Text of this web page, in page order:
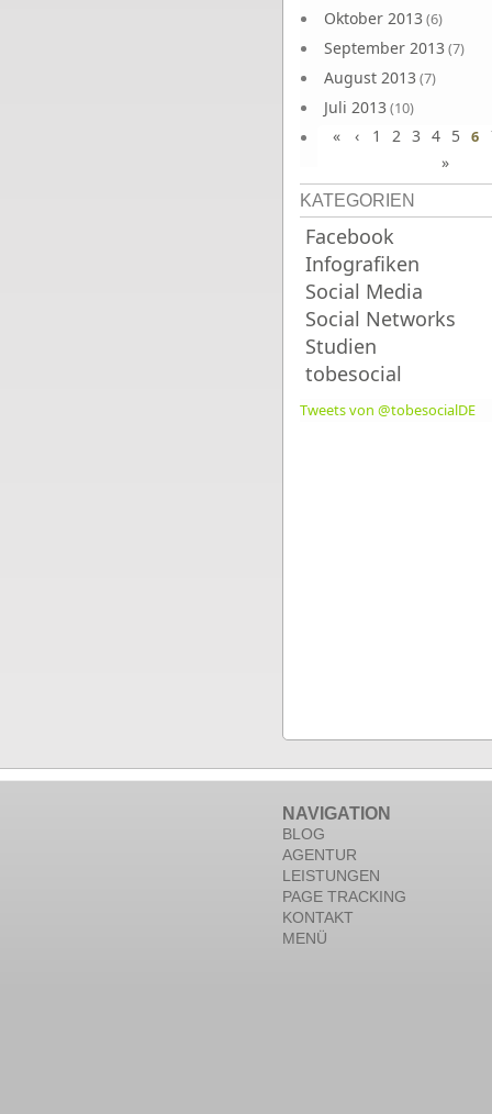
Oktober 2013 (6)
September 2013 (7)
August 2013 (7)
Juli 2013 (10)
Juni 2013(10)
« ‹ 1 2 3 4 5 6
»
KATEGORIEN
Facebook
Infografiken
Social Media
Social Networks
Studien
tobesocial
Tweets von @tobesocialDE
NAVIGATION
BLOG
AGENTUR
LEISTUNGEN
PAGE TRACKING
KONTAKT
MENÜ